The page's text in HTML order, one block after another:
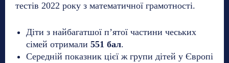
тестів 2022 року з математичної грамотності.
Діти з найбагатшої п’ятої частини чеських
сімей отримали 551 бал.
Середній показник цієї ж групи дітей у Європі